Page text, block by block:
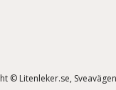
© Litenleker.se,